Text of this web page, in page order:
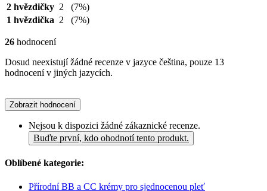
2 hvězdičky 2
(7%)
1 hvězdička 2 (7%)
26 hodnocení
Dosud neexistují žádné recenze v jazyce čeština, pouze 13
hodnocení v jiných jazycích.
Zobrazit hodnocení
Nejsou k dispozici žádné zákaznické recenze.
Buďte první, kdo ohodnotí tento produkt.
Oblíbené kategorie:
Přírodní BB a CC krémy pro sjednocenou pleť